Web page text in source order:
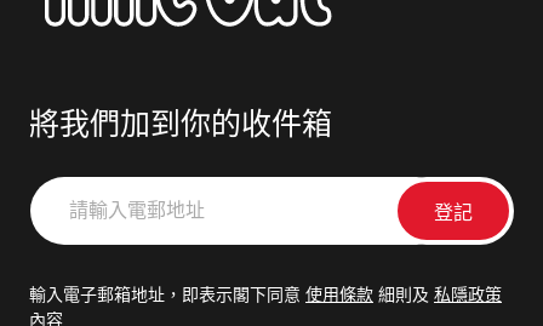
將我們加到你的收件箱
請
輸
郵
輸入電子郵箱地址，即表示閣下同意 使用條款 細則及 私隱政策